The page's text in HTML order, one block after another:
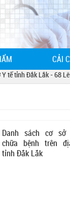
CẢI
tỉnh Đắk Lắk - 68 Lê
Danh sách cơ sở
chữa bệnh trên
tỉnh Đắk Lắk